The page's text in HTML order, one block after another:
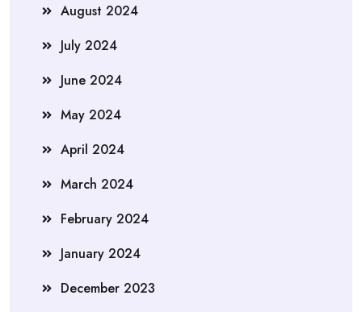
August 2024
July 2024
June 2024
May 2024
April 2024
March 2024
February 2024
January 2024
December 2023